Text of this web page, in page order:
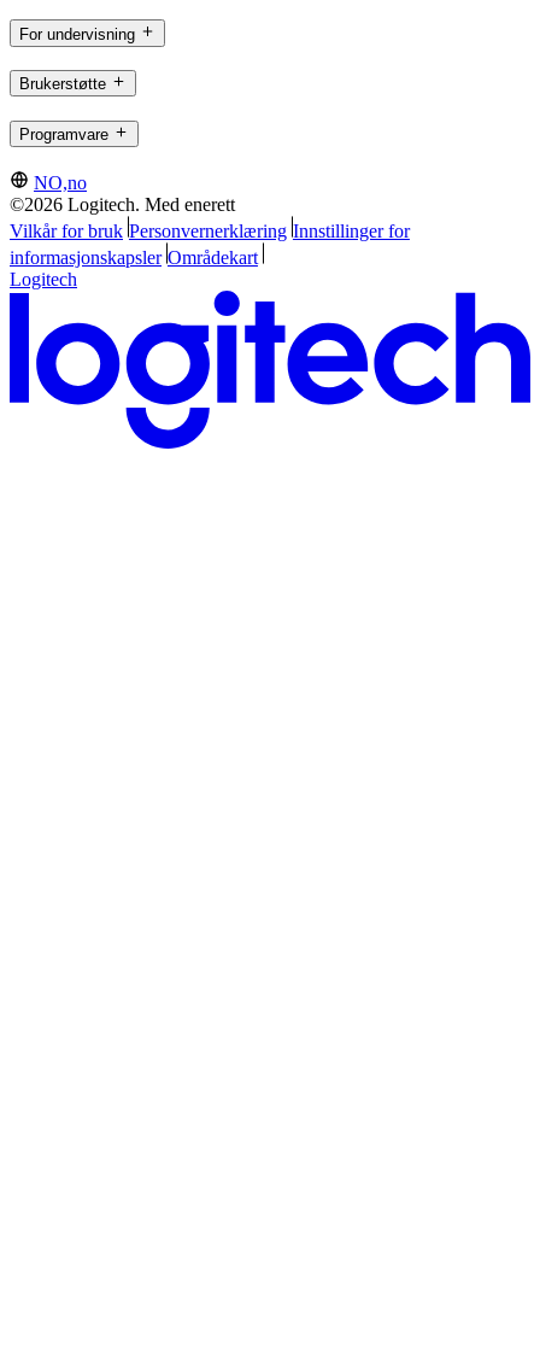
For undervisning
Brukerstøtte
Programvare
NO,no
©2026 Logitech. Med enerett
Vilkår for bruk Personvernerklæring Innstillinger for
informasjonskapsler Områdekart
Logitech